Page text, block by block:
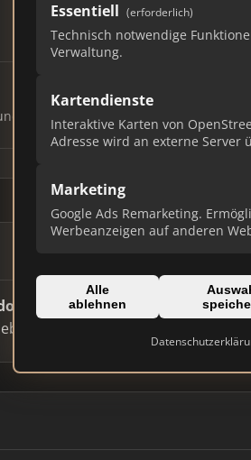
Essentiell (erforderlich)
Technisch notwendige
Verwaltung.
Kartendienste
Interaktive Karten von
Adresse wird an externe Server
Marketing
Google Ads Remarketing.
Werbeanzeigen auf anderen
Alle
ablehnen
erhalten Sie monatliche Ranking-